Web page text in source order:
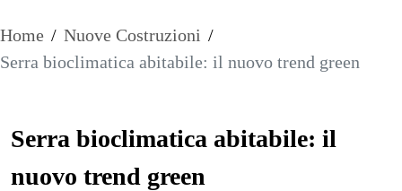
Home / Nuove Costruzioni /
Serra bioclimatica abitabile: il nuovo trend green
Serra bioclimatica abitabile: il
nuovo trend green